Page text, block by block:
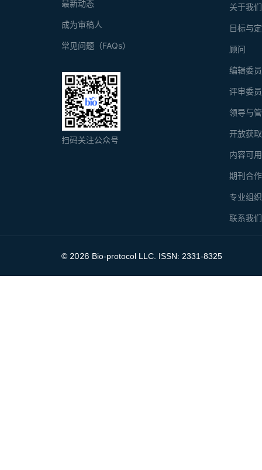
关于我们
目标与
顾问
编辑委
评审委
领导与
开放获
内容可
期刊合
专业组
联系我们
最新动态
成为审稿人
常见问题（FAQs）
扫码关注公众号
© 2026 Bio-protocol LLC. ISSN: 2331-8325